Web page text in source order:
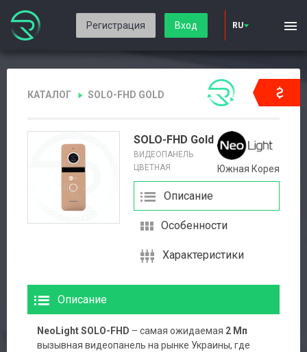
Регистрация Вход RU
КАТАЛОГ SOLO-FHD GOLD
SOLO-FHD Gold
ВИДЕОПАНЕЛЬ
ЦВЕТНАЯ
Южная Корея
Описание
Особенности
Характеристики
Описание
NeoLight SOLO-FHD – самая ожидаемая 2 Мп
вызывная видеопанель на рынке Украины, где